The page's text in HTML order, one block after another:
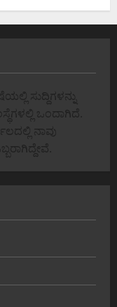
ಸುದ್ದಿಗಳನ್ನು
ಒಂದಾಗಿದೆ.
ನಾವು